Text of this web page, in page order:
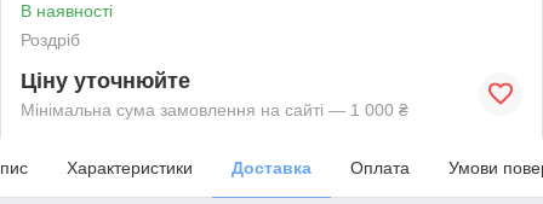
В наявності
Роздріб
Ціну уточнюйте
Мінімальна сума замовлення на сайті — 1 000 ₴
Характеристики Доставка Оплата Умови